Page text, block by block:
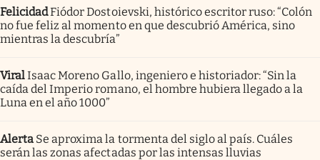
FelicidadFiódor Dostoievski, histórico escritor ruso: “Colón
no fue feliz al momento en que descubrió América, sino
mientras la descubría”
ViralIsaac Moreno Gallo, ingeniero e historiador: “Sin la
caída del Imperio romano, el hombre hubiera llegado a la
Luna en el año 1000”
Alerta Se aproxima la tormenta del siglo al país. Cuáles
serán las zonas afectadas por las intensas lluvias